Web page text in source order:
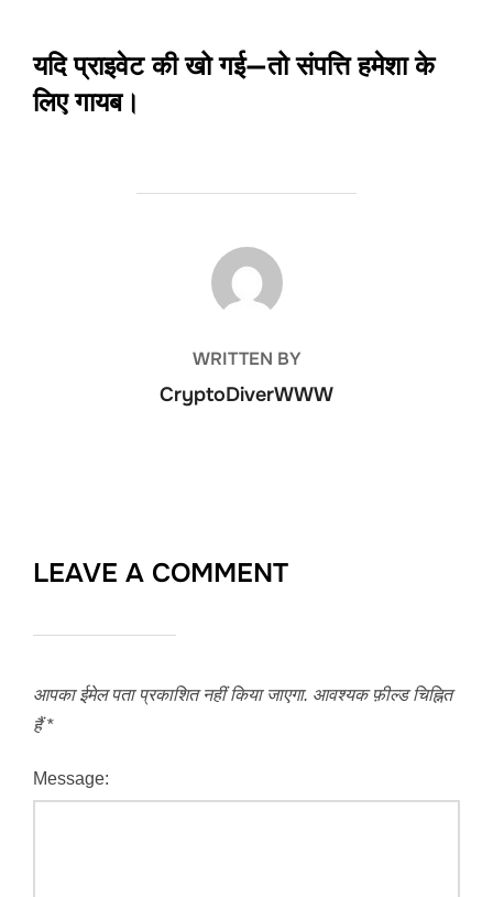
यदि प्राइवेट की खो गई—तो संपत्ति हमेशा के
लिए गायब।
POST AUTHOR
WRITTEN BY
CryptoDiverWWW
LEAVE A COMMENT
आपका ईमेल पता प्रकाशित नहीं किया जाएगा. आवश्यक फ़ील्ड चिह्नित
हैं*
Message: